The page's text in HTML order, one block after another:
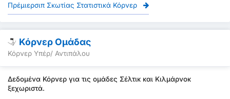
Πρέμιερσιπ Σκωτίας Στατιστικά Κόρνερ
Κόρνερ Ομάδας
Κόρνερ Υπέρ/ Αντιπάλου
Δεδομένα Κόρνερ για τις ομάδες Σέλτικ και Κιλμάρνοκ
ξεχωριστά.